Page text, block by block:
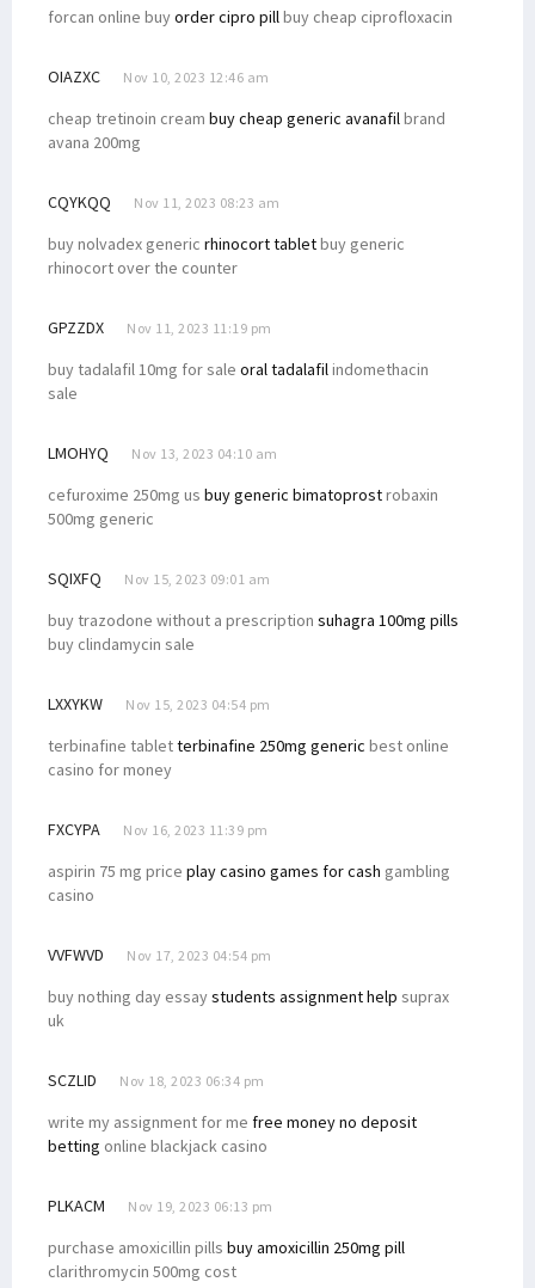
forcan online buyorder cipro pillbuy cheap ciprofloxacin
OIAZXC Nov 10, 2023 12:46 am
cheap tretinoin cream buy cheap generic avanafilbrand
avana 200mg
CQYKQQ Nov 11, 2023 08:23 am
buy nolvadex generic rhinocort tabletbuy generic
rhinocort over the counter
GPZZDX Nov 11, 2023 11:19 pm
buy tadalafil 10mg for sale oral tadalafilindomethacin
sale
LMOHYQ Nov 13, 2023 04:10 am
cefuroxime 250mg us buy generic bimatoprostrobaxin
500mg generic
SQIXFQ Nov 15, 2023 09:01 am
buy trazodone without a prescription suhagra 100mg pills
buy clindamycin sale
LXXYKW Nov 15, 2023 04:54 pm
terbinafine tabletterbinafine 250mg generic best online
casino for money
FXCYPA Nov 16, 2023 11:39 pm
aspirin 75 mg price play casino games for cash gambling
casino
VVFWVD Nov 17, 2023 04:54 pm
buy nothing day essaystudents assignment help suprax
uk
SCZLID Nov 18, 2023 06:34 pm
write my assignment for me free money no deposit
betting online blackjack casino
PLKACM Nov 19, 2023 06:13 pm
purchase amoxicillin pills buy amoxicillin 250mg pill
clarithromycin 500mg cost